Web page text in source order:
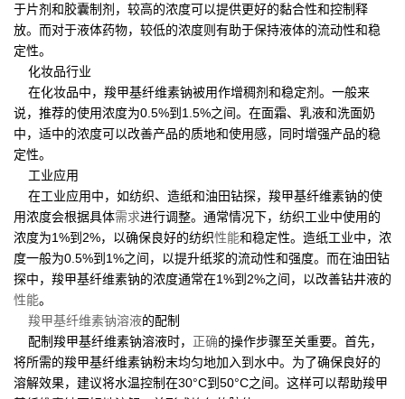
于片剂和胶囊制剂，较高的浓度可以提供更好的黏合性和控制释
放。而对于液体药物，较低的浓度则有助于保持液体的流动性和稳
定性。
化妆品行业
在化妆品中，羧甲基纤维素钠被用作增稠剂和稳定剂。一般来
说，推荐的使用浓度为0.5%到1.5%之间。在面霜、乳液和洗面奶
中，适中的浓度可以改善产品的质地和使用感，同时增强产品的稳
定性。
工业应用
在工业应用中，如纺织、造纸和油田钻探，羧甲基纤维素钠的使
用浓度会根据具体需求进行调整。通常情况下，纺织工业中使用的
浓度为1%到2%，以确保良好的纺织性能和稳定性。造纸工业中，浓
度一般为0.5%到1%之间，以提升纸浆的流动性和强度。而在油田钻
探中，羧甲基纤维素钠的浓度通常在1%到2%之间，以改善钻井液的
性能。
羧甲基纤维素钠溶液的配制
配制羧甲基纤维素钠溶液时， 正确的操作步骤至关重要。首先，
将所需的羧甲基纤维素钠粉末均匀地加入到水中。为了确保良好的
溶解效果，建议将水温控制在30°C到50°C之间。这样可以帮助羧甲